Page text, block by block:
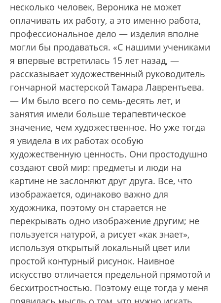
несколько человек, Вероника не может
оплачивать их работу, а это именно работа,
профессиональное дело — изделия вполне
могли бы продаваться. «С нашими учениками
я впервые встретилась 15 лет назад, —
рассказывает художественный руководитель
гончарной мастерской Тамара Лаврентьева.
— Им было всего по семь-десять лет, и
занятия имели больше терапевтическое
значение, чем художественное. Но уже тогда
я увидела в их работах особую
художественную ценность. Они простодушно
создают свой мир: предметы и люди на
картине не заслоняют друг друга. Все, что
изображается, одинаково важно для
художника, поэтому он старается не
перекрывать одно изображение другим; не
пользуется натурой, а рисует «как знает»,
используя открытый локальный цвет или
простой контурный рисунок. Наивное
искусство отличается предельной прямотой и
бесхитростностью. Поэтому еще тогда у меня